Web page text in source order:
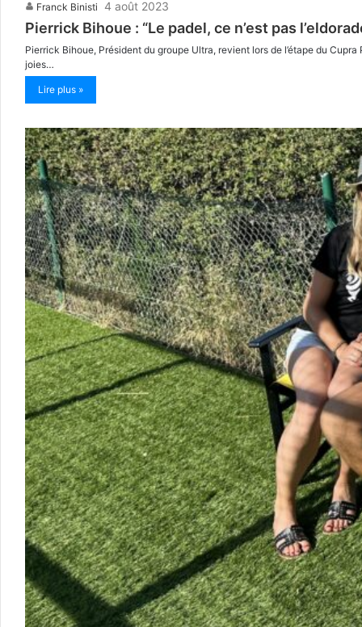
Franck Binisti 4 août 2023
Pierrick Bihoue : “Le padel, ce n’est pas
Pierrick Bihoue, Président du groupe Ultra, revient lors de l’étape du
joies…
Lire plus »